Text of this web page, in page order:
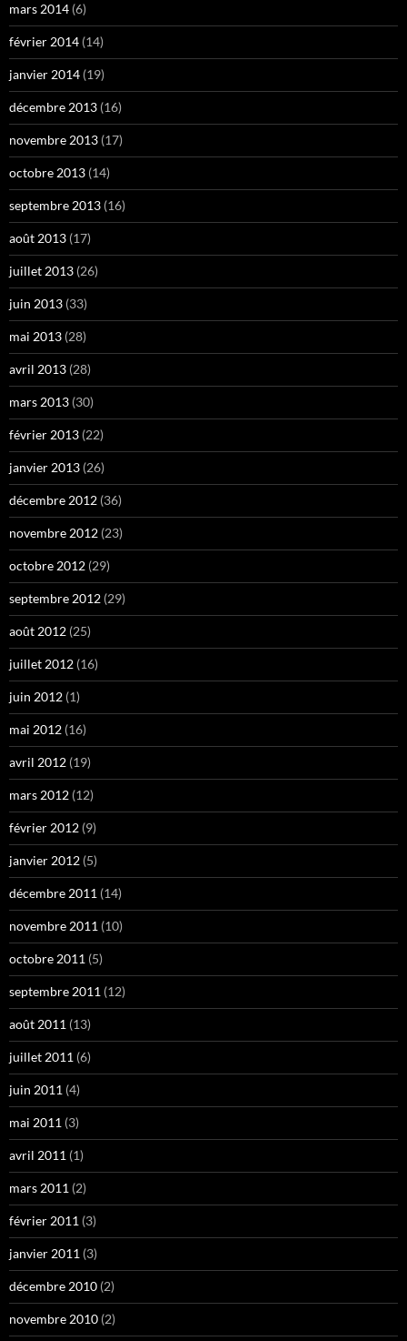
mars 2014 (6)
février 2014 (14)
janvier 2014 (19)
décembre 2013 (16)
novembre 2013 (17)
octobre 2013 (14)
septembre 2013 (16)
août 2013 (17)
juillet 2013 (26)
juin 2013 (33)
mai 2013 (28)
avril 2013 (28)
mars 2013 (30)
février 2013 (22)
janvier 2013 (26)
décembre 2012 (36)
novembre 2012 (23)
octobre 2012 (29)
septembre 2012 (29)
août 2012 (25)
juillet 2012 (16)
juin 2012 (1)
mai 2012 (16)
avril 2012 (19)
mars 2012 (12)
février 2012 (9)
janvier 2012 (5)
décembre 2011 (14)
novembre 2011 (10)
octobre 2011 (5)
septembre 2011 (12)
août 2011 (13)
juillet 2011 (6)
juin 2011 (4)
mai 2011 (3)
avril 2011 (1)
mars 2011 (2)
février 2011 (3)
janvier 2011 (3)
décembre 2010 (2)
novembre 2010 (2)